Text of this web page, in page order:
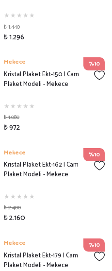
₺ 1.440
₺ 1.296
%10
Mekece
Kristal Plaket Ekt-150 | Cam
Plaket Modeli - Mekece
₺ 1.080
₺ 972
%10
Mekece
Kristal Plaket Ekt-162 | Cam
Plaket Modeli - Mekece
₺ 2.400
₺ 2.160
%10
Mekece
Kristal Plaket Ekt-179 | Cam
Plaket Modeli - Mekece